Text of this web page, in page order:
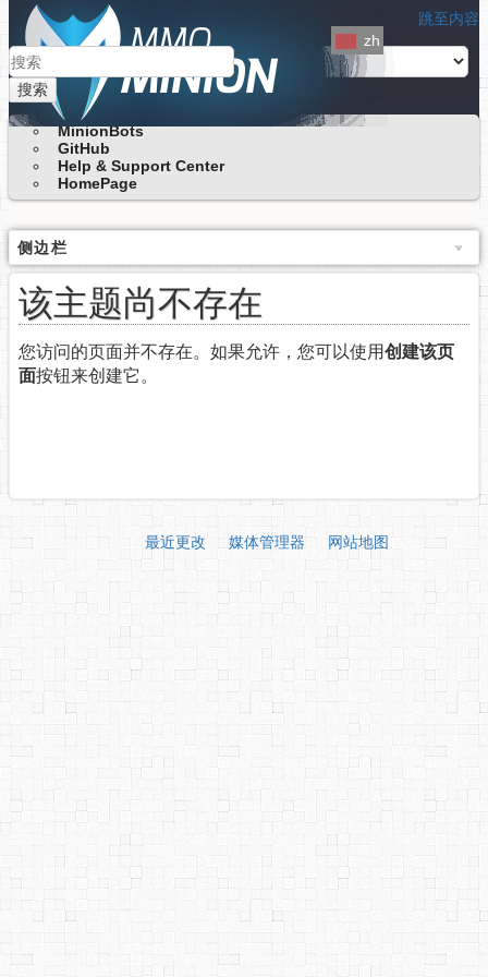
跳至内容
搜索
zh
MinionBots
GitHub
Help & Support Center
HomePage
侧边栏
该主题尚不存在
您访问的页面并不存在。如果允许，您可以使用创建该页
面按钮来创建它。
最近更改 媒体管理器 网站地图